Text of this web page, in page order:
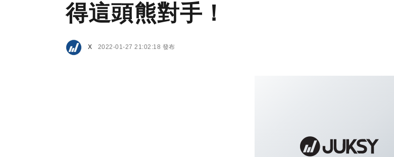
得這頭熊對手！
X 2022-01-27 21:02:18 發布